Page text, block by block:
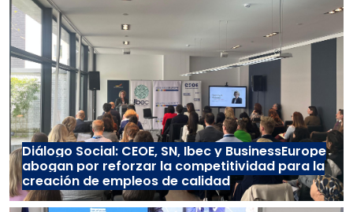
Diálogo Social: CEOE, SN, Ibec y BusinessEurope
abogan por reforzar la competitividad para la
creación de empleos de calidad